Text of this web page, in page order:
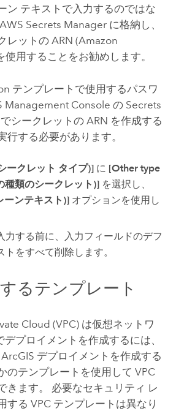
ン テキストで入力するのではな
AWS Secrets Managerに格納し、
レットの ARN (Amazon
用することをお勧めします。
テンプレートで使用するパスワ
Management Console の Secrets
シークレットの ARN を作成する
行する必要があります。
ークレット タイプ)] に [Other type
種類のシークレット)] を選択し、
ーンテキスト)] オプションを使用し
力する前に、入力フィールドのデフ
トをすべて削除します。
るテンプレート
Cloud (VPC)は仮想ネットワ
デプロイメントを作成するには、
デプロイメントを作成する
のテンプレートを使用して VPC
きます。 必要なセキュリティ レ
する VPCテンプレートは異なり